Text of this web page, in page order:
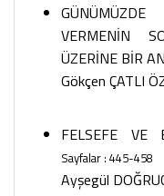
VERMENİN
ÜZERİNE BİR
Gökçen ÇATLI
FELSEFE VE
Sayfalar : 445-458
Ayşegül